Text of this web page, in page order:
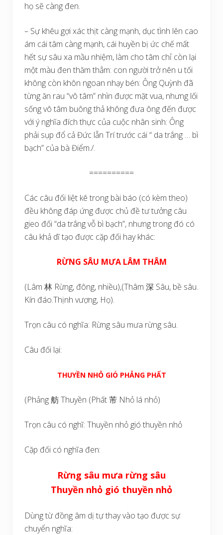
họ sẽ càng đen.
– Sự khêu gợi xác thịt càng mạnh, dục tình lên cao
ám cái tâm càng mạnh, cái huyền bị ức chế mất
hết sự sâu xa mầu nhiệm, làm cho tâm chỉ còn lại
một màu đen thăm thẳm: con người trở nên u tối
không còn khôn ngoan nhạy bén: Ông Quỳnh đã
từng ăn rau “vô tâm” nhìn được mặt vua, nhưng lối
sống vô tâm buông thả không đưa ông đến được
với ý nghĩa đích thực của cuộc nhân sinh: Ông
phải sụp đổ cả Đức lẫn Trí trước cái “ da trắng … bì
bạch” của bà Điểm./.
==========
Các câu đối liệt kê trong bài báo (có kèm theo)
đều không đáp ứng được chủ đề tư tưởng câu
gieo đối “da trắng vỗ bì bạch”, nhưng trong đó có
câu khả dĩ tạo được cặp đối hay khác:
RỪNG SÂU MƯA LÂM THÂM
(Lâm 林 Rừng, đông, nhiều),(Thâm 深 Sâu, bề sâu.
Kín đáo.Thịnh vượng, Họ).
Trọn câu có nghĩa: Rừng sâu mưa rừng sâu.
Câu đối lại:
THUYỀN NHỎ GIÓ PHẢNG PHẤT
(Phảng 舫 Thuyền (Phất 芾 Nhỏ lá nhỏ)
Trọn câu có nghĩ: Thuyền nhỏ gió thuyền nhỏ
Cặp đối có nghĩa đen:
Rừng sâu mưa rừng sâu
Thuyền nhỏ gió thuyền nhỏ
Dùng từ đồng âm dị tự thay vào tạo được sự
chuyển nghĩa: